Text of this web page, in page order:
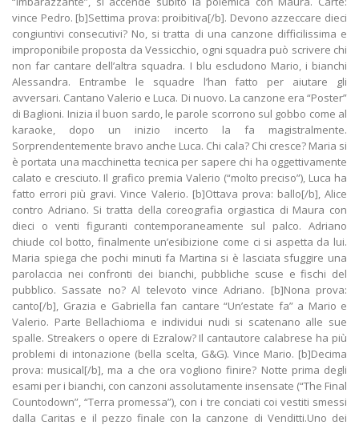
vince Pedro. [b]Settima prova: proibitiva[/b]. Devono azzeccare dieci
congiuntivi consecutivi? No, si tratta di una canzone difficilissima e
improponibile proposta da Vessicchio, ogni squadra può scrivere chi
non far cantare dell’altra squadra. I blu escludono Mario, i bianchi
Alessandra. Entrambe le squadre l’han fatto per aiutare gli
avversari. Cantano Valerio e Luca. Di nuovo. La canzone era “Poster”
di Baglioni. Inizia il buon sardo, le parole scorrono sul gobbo come al
karaoke, dopo un inizio incerto la fa magistralmente.
Sorprendentemente bravo anche Luca. Chi cala? Chi cresce? Maria si
è portata una macchinetta tecnica per sapere chi ha oggettivamente
calato e cresciuto. Il grafico premia Valerio (“molto preciso”), Luca ha
fatto errori più gravi. Vince Valerio. [b]Ottava prova: ballo[/b], Alice
contro Adriano. Si tratta della coreografia orgiastica di Maura con
dieci o venti figuranti contemporaneamente sul palco. Adriano
chiude col botto, finalmente un’esibizione come ci si aspetta da lui.
Maria spiega che pochi minuti fa Martina si è lasciata sfuggire una
parolaccia nei confronti dei bianchi, pubbliche scuse e fischi del
pubblico. Sassate no? Al televoto vince Adriano. [b]Nona prova:
canto[/b], Grazia e Gabriella fan cantare “Un’estate fa” a Mario e
Valerio. Parte Bellachioma e individui nudi si scatenano alle sue
spalle. Streakers o opere di Ezralow? Il cantautore calabrese ha più
problemi di intonazione (bella scelta, G&G). Vince Mario. [b]Decima
prova: musical[/b], ma a che ora vogliono finire? Notte prima degli
esami per i bianchi, con canzoni assolutamente insensate (“The Final
Countodown”, “Terra promessa”), con i tre conciati coi vestiti smessi
dalla Caritas e il pezzo finale con la canzone di Venditti.Uno dei